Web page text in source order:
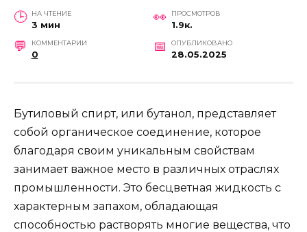
НА ЧТЕНИЕ
3 мин
ПРОСМОТРОВ
1.9к.
КОММЕНТАРИИ
0
ОПУБЛИКОВАНО
28.05.2025
Бутиловый спирт, или бутанол, представляет
собой органическое соединение, которое
благодаря своим уникальным свойствам
занимает важное место в различных отраслях
промышленности. Это бесцветная жидкость с
характерным запахом, обладающая
способностью растворять многие вещества, что